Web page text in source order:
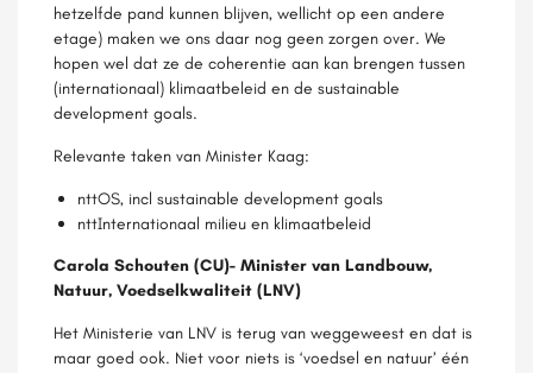
hetzelfde pand kunnen blijven, wellicht op een andere
etage) maken we ons daar nog geen zorgen over. We
hopen wel dat ze de coherentie aan kan brengen tussen
(internationaal) klimaatbeleid en de sustainable
development goals.
Relevante taken van Minister Kaag:
nttOS, incl sustainable development goals
nttInternationaal milieu en klimaatbeleid
Carola Schouten (CU)- Minister van Landbouw,
Natuur, Voedselkwaliteit (LNV)
Het Ministerie van LNV is terug van weggeweest en dat is
maar goed ook. Niet voor niets is ‘voedsel en natuur’ één